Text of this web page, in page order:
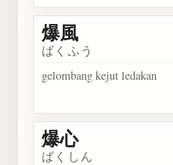
爆風
ばくふう
gelombang kejut ledakan
爆心
ばくしん